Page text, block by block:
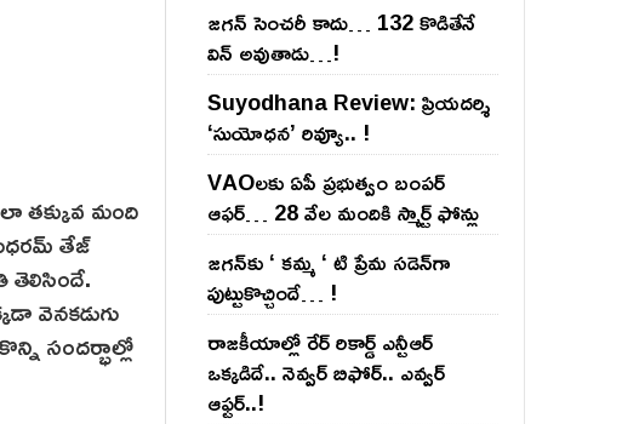
తక్కువ మంది
తేజ్
తెలిసిందే.
వెనకడుగు
సందర్భాల్లో
జ‌గ‌న్ సెంచ‌రీ కాదు… 132 కొడితేనే
విన్ అవుతాడు…!
Suyodhana Review: ప్రియదర్శి
‘సుయోధన’ రివ్యూ.. !
VAOల‌కు ఏపీ ప్ర‌భుత్వం బంప‌ర్
ఆఫ‌ర్‌… 28 వేల మందికి స్మార్ట్ ఫోన్లు
జ‌గ‌న్‌కు ‘ క‌మ్మ ‘ టి ప్రేమ స‌డెన్‌గా
పుట్టుకొచ్చిందే… !
రాజ‌కీయాల్లో రేర్ రికార్డ్ ఎన్టీఆర్
ఒక్క‌డిదే.. నెవ్వ‌ర్ బిఫోర్‌.. ఎవ్వ‌ర్
ఆఫ్ట‌ర్‌..!